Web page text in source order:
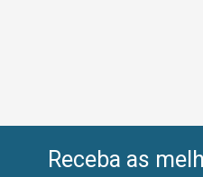
Receba as